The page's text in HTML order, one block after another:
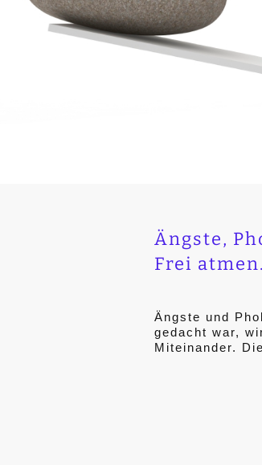
Ängste und
gedacht war,
Miteinander.
Ängste,
Frei